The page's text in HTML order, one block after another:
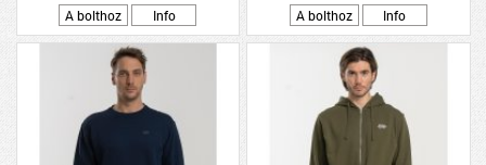
A bolthoz
Info
A bolthoz
Info